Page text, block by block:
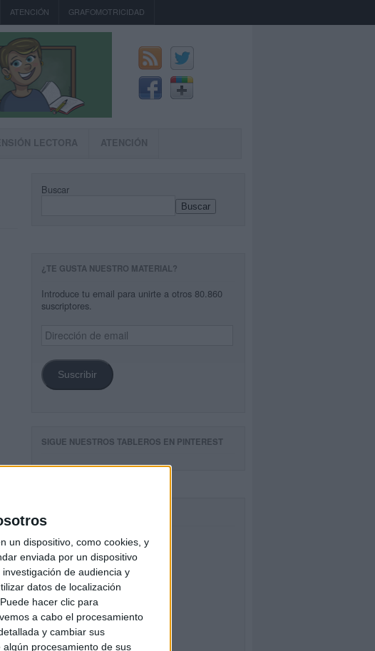
un dispositivo, como cookies, y
enviada por un dispositivo
de audiencia y
datos de localización
hacer clic para
a cabo el procesamiento
y cambiar sus
algún procesamiento de sus
ATENCIÓN GRAFOMOTRICIDAD
LECTORA ATENCIÓN
y
Buscar
Buscar
¿TE GUSTA NUESTRO MATERIAL?
Introduce tu email para unirte a otros 80.860
suscriptores.
Dirección
de
Suscribir
SIGUE NUESTROS TABLEROS EN PINTEREST